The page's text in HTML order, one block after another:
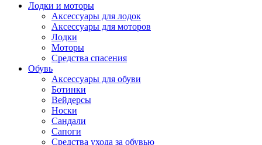
Лодки и моторы
Аксессуары для лодок
Аксессуары для моторов
Лодки
Моторы
Средства спасения
Обувь
Аксессуары для обуви
Ботинки
Вейдерсы
Носки
Сандали
Сапоги
Средства ухода за обувью